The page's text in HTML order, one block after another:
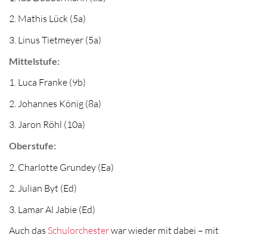
2. Mathis Lück (5a)
3. Linus Tietmeyer (5a)
Mittelstufe:
1. Luca Franke (9b)
2. Johannes König (8a)
3. Jaron Röhl (10a)
Oberstufe:
2. Charlotte Grundey (Ea)
2. Julian Byt (Ed)
3. Lamar Al Jabie (Ed)
Auch das Schulorchesterwar wieder mit dabei – mit